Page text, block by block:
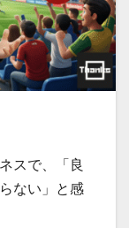
スで、「良
ない」と感